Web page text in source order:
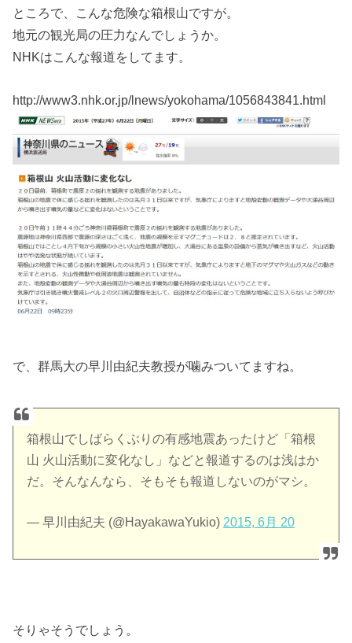
ところで、こんな危険な箱根山ですが。
地元の観光局の圧力なんでしょうか。
NHKはこんな報道をしてます。
http://www3.nhk.or.jp/lnews/yokohama/1056843841.html
で、群馬大の早川由紀夫教授が噛みついてますね。
箱根山でしばらくぶりの有感地震あったけど「箱根
山 火山活動に変化なし」などと報道するのは浅はか
だ。そんなんなら、そもそも報道しないのがマシ。
— 早川由紀夫 (@HayakawaYukio) 2015, 6月 20
そりゃそうでしょう。